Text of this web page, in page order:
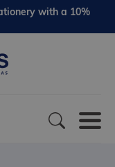
with a 10%